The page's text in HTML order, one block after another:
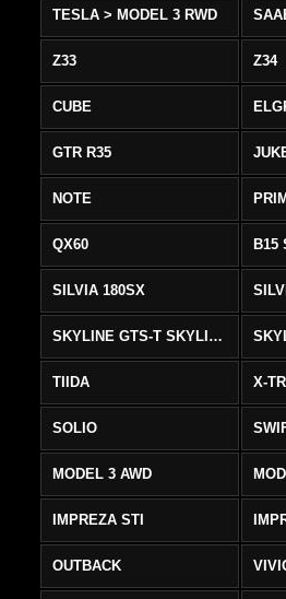
TESLA > MODEL 3 RWD
Z33 Z34
CUBE
GTR R35
NOTE
QX60 B15
SILVIA 180SX
SKYLINE GTS-T SKYLINE GTS-T
TIIDA X-
SOLIO
MODEL 3 AWD
IMPREZA STI
OUTBACK